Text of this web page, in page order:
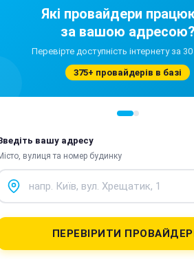
Які провайдери
за вашою адресою?
Перевірте доступність інтернету за
375+ провайдерів в базі
вашу адресу
вулиця та номер будинку
ПЕРЕВІРИТИ